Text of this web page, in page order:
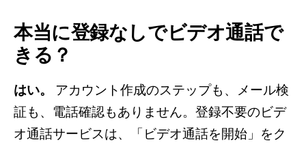
本当に登録なしでビデオ通話で
きる？
はい。
アカウント作成のステップも、メール検
証も、電話確認もありません。登録不要のビデ
オ通話サービスは、「ビデオ通話を開始」をク